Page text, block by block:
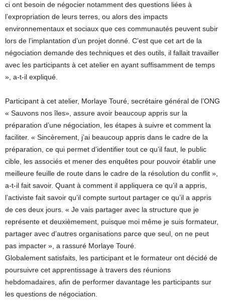
ci ont besoin de négocier notamment des questions liées à
l’expropriation de leurs terres, ou alors des impacts
environnementaux et sociaux que ces communautés peuvent subir
lors de l’implantation d’un projet donné. C’est que cet art de la
négociation demande des techniques et des outils, il fallait travailler
avec les participants à cet atelier en ayant suffisamment de temps
», a-t-il expliqué.
Participant à cet atelier, Morlaye Touré, secrétaire général de l’ONG
« Sauvons nos îles», assure avoir beaucoup appris sur la
préparation d’une négociation, les étapes à suivre et comment la
faciliter. « Sincèrement, j’ai beaucoup appris dans le cadre de la
préparation, ce qui permet d’identifier tout ce qu’il faut, le public
cible, les associés et mener des enquêtes pour pouvoir établir une
meilleure feuille de route dans le cadre de la résolution du conflit »,
a-t-il fait savoir. Quant à comment il appliquera ce qu’il a appris,
l’activiste fait savoir qu’il compte surtout partager ce qu’il a appris
de ces deux jours. « Je vais partager avec la structure que je
représente et deuxièmement, puisque moi même je suis formateur,
partager avec d’autres organisations parce que seul, on ne peut
pas impacter », a rassuré Morlaye Touré.
Globalement satisfaits, les participant et le formateur ont décidé de
poursuivre cet apprentissage à travers des réunions
hebdomadaires, afin de performer davantage les participants sur
les questions de négociation.